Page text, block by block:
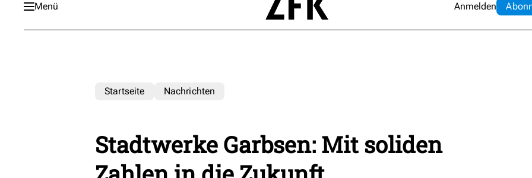
Menü Anmelden Abo
Startseite Nachrichten
Stadtwerke Garbsen: Mit soliden